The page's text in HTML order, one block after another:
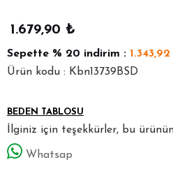
1.679,90 ₺
Sepette % 20 indirim : 1.343,92
Ürün kodu : Kbn13739BSD
BEDEN TABLOSU
İlginiz için teşekkürler, bu
Whatsap